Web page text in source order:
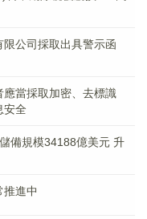
公司採取出具警示函
當採取加密、去標識
安全
備規模34188億美元 升
推進中